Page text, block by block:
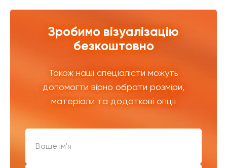
Зробимо візуалізацію
безкоштовно
Також наші спеціалісти можуть
допомогти вірно обрати розміри,
матеріали та додаткові опції